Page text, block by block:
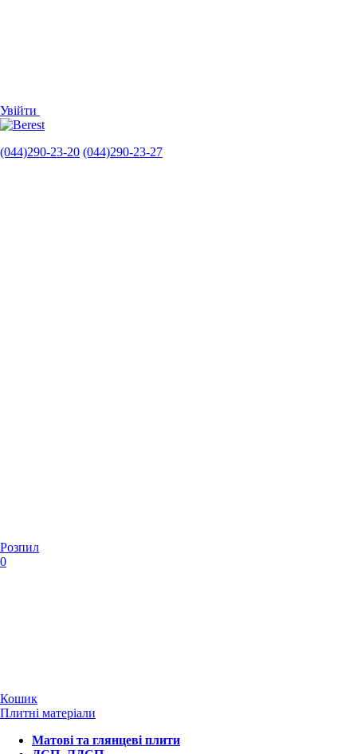
Увійти
(044)290-23-20 (044)290-23-27
Розпил
0
Кошик
Плитні матеріали
Матові та глянцеві плити